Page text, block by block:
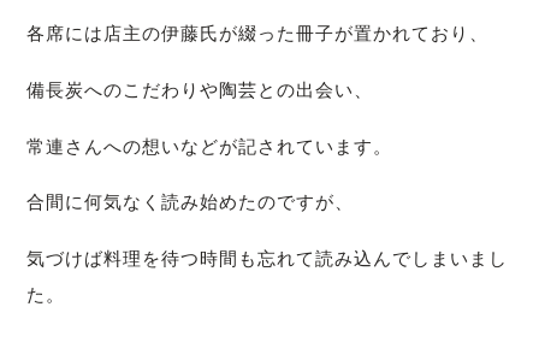
各席には店主の伊藤氏が綴った冊子が置かれており、
備長炭へのこだわりや陶芸との出会い、
常連さんへの想いなどが記されています。
合間に何気なく読み始めたのですが、
気づけば料理を待つ時間も忘れて読み込んでしまいまし
た。